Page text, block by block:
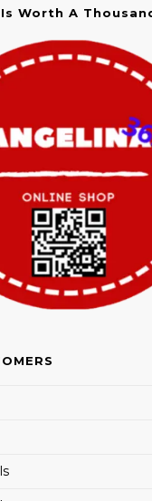
Worth A